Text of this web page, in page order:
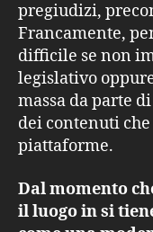
pregiudizi,
Francamente,
difficile se non
legislativo
massa da parte
dei contenuti
piattaforme.
Dal momento
il luogo in si